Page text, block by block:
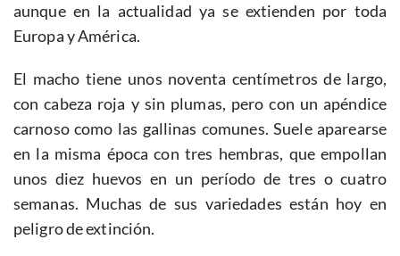
aunque en la actualidad ya se extienden por toda
Europa y América.
El macho tiene unos noventa centímetros de largo,
con cabeza roja y sin plumas, pero con un apéndice
carnoso como las gallinas comunes. Suele aparearse
en la misma época con tres hembras, que empollan
unos diez huevos en un período de tres o cuatro
semanas. Muchas de sus variedades están hoy en
peligro de extinción.